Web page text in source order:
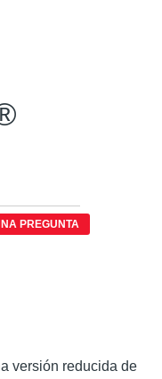
PREGUNTA
versión reducida de